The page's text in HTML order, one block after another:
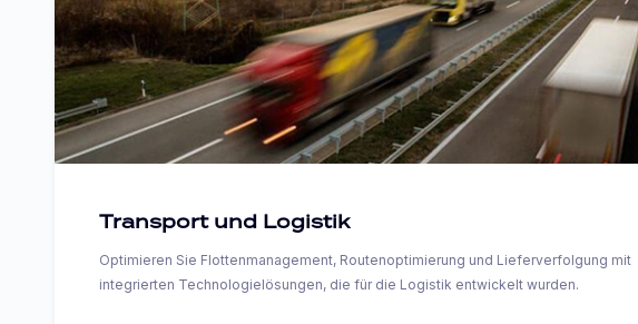
Transport und Logistik
Optimieren Sie Flottenmanagement, Routenoptimierung und Lieferverfolgung mit
integrierten Technologielösungen, die für die Logistik entwickelt wurden.